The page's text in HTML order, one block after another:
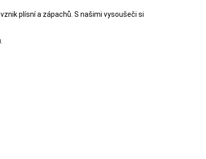
plísní a zápachů. S našimi vysoušeči si